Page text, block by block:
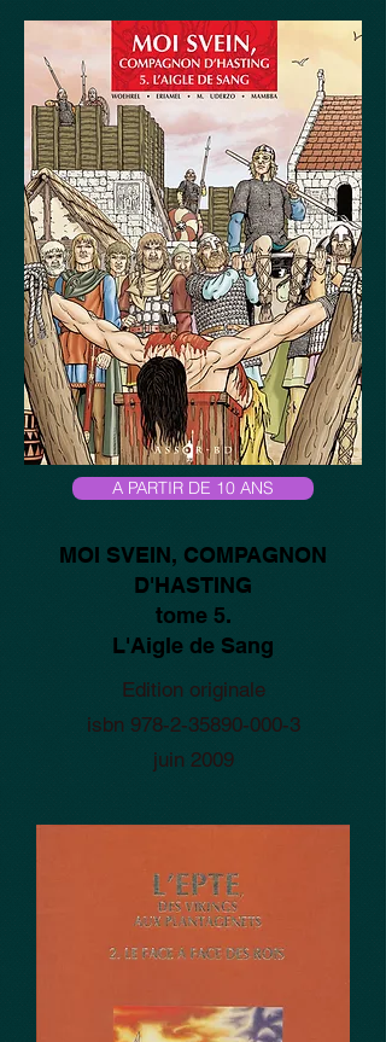
A PARTIR DE 10 ANS
MOI SVEIN, COMPAGNON
D'HASTING
tome 5.
L'Aigle de Sang
Edition originale
isbn 978-2-35890-000-3
juin 2009